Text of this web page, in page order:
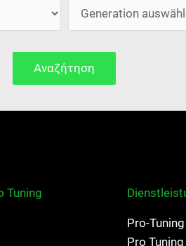
Αναζήτηση
Tuning
Pro-
Pro